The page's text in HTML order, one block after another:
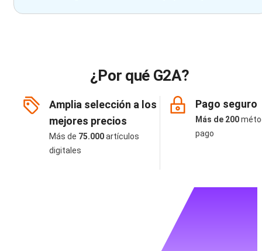
¿Por qué G2A?
Amplia selección a los
mejores precios
Más de 75.000artículos
digitales
Pago seguro
Más de 200
pago